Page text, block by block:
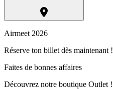
Airmeet 2026
Réserve ton billet dès maintenant !
Faites de bonnes affaires
Découvrez notre boutique Outlet !